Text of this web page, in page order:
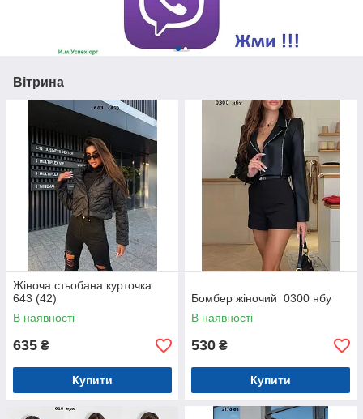
Вітрина
Жіноча стьобана курточка
643 (42)
В наявності
635 ₴
Купити
Бомбер жіночий 0300 нбу
В наявності
530 ₴
Купити